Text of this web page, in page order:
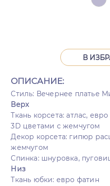
В
ОПИСАНИЕ:
Стиль: Вечернее платье
Верх
Ткань корсета: атлас,
3D цветами c жемчугом
Декор корсета: гипюр
жемчугом
Спинка: шнуровка,
Низ
Ткань юбки: евро фатин